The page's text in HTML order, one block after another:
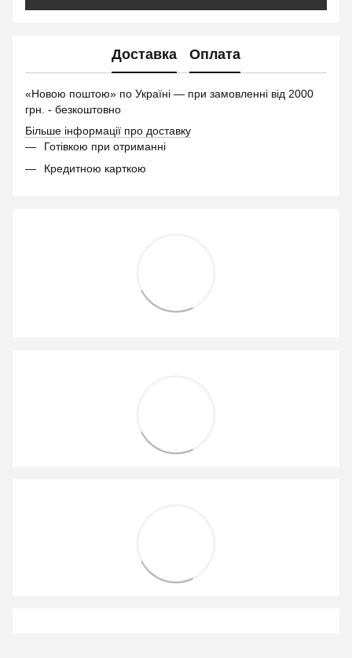
Доставка Оплата
«Новою поштою» по Україні — при замовленні від 2000
грн. - безкоштовно
Більше інформації про доставку
Готівкою при отриманні
Кредитною карткою